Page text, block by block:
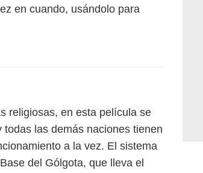
en cuando, usándolo para
religiosas, en esta película se
las demás naciones tienen
a la vez. El sistema
del Gólgota, que lleva el